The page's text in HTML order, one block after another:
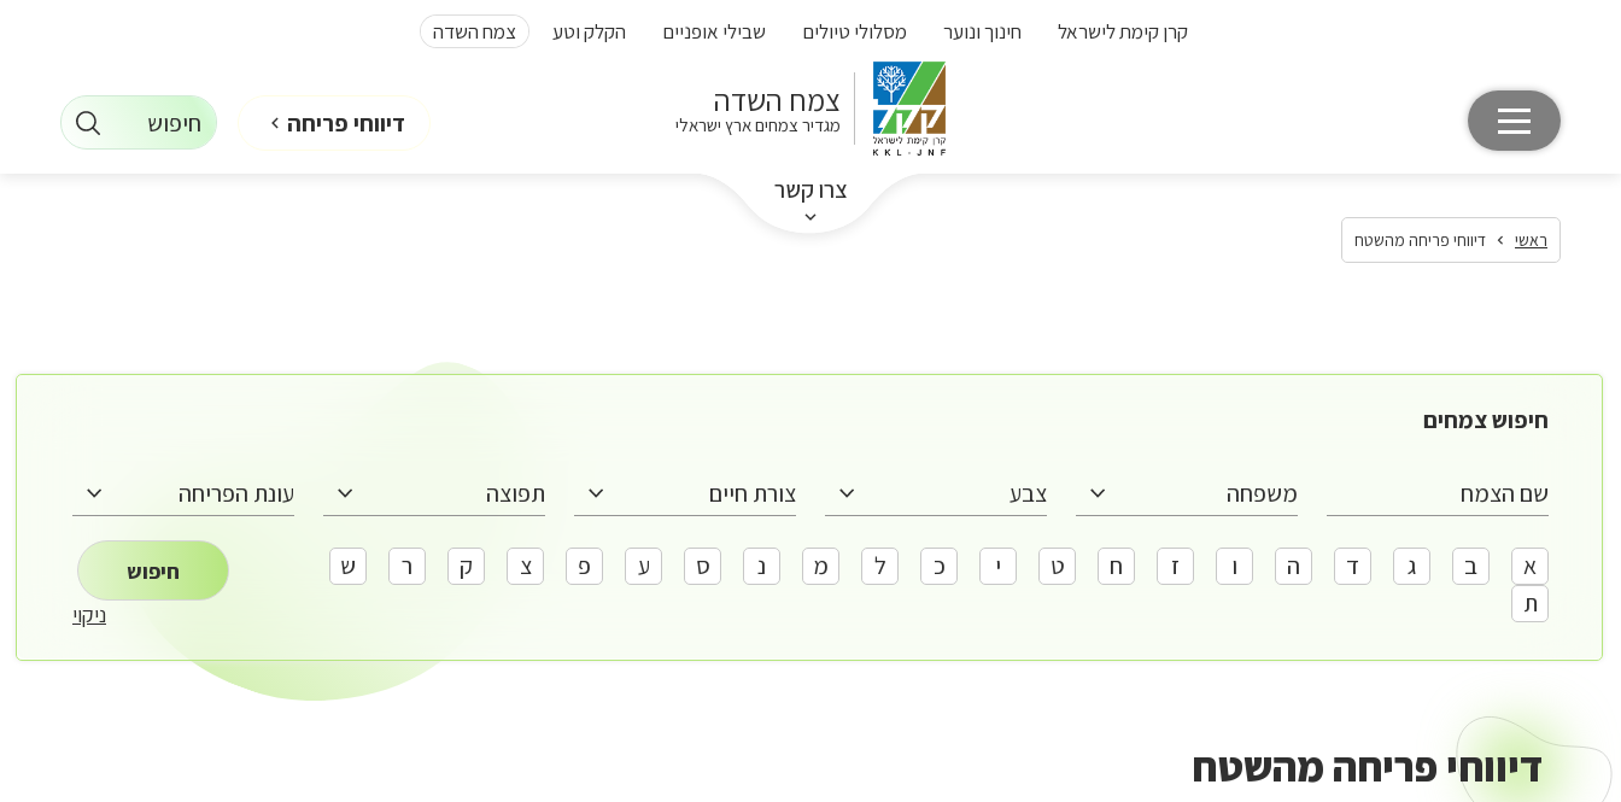
קרן קימת לישראל חינוך ונוער מסלולי טיולים שבילי אופניים הקלק וטע צמח השדה
צמח השדה
מגדיר צמחים ארץ ישראלי
צרו קשר
דיווחי פריחה חיפוש
ראשי דיווחי פריחה מהשטח
חיפוש צמחים
שם הצמח משפחה צבע צורת חיים תפוצה עונת הפריחה
א ב ג ד ה ו ז ח ט י כ ל מ נ ס ע פ צ ק ר
ש
ת
חיפוש
ניקוי
דיווחי פריחה מהשטח